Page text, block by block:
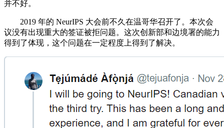
并不好。
2019 年的 NeurIPS 大会前不久在温哥华召开了。本次会
议没有出现重大的签证被拒问题。这次创新部和边境署的能力
得到了体现，这个问题在一定程度上得到了解决。